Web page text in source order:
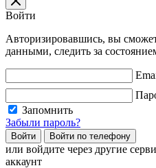
Войти
Авторизировавшись, вы
данными, следить за
Запомнить
Забыли пароль?
Войти Войти по телефону
или войдите через другие
аккаунт